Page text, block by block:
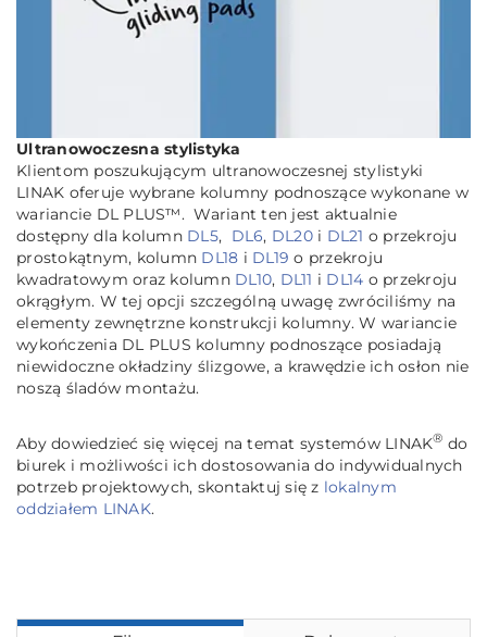
Ultranowoczesna stylistyka
Klientom poszukującym ultranowoczesnej stylistyki
LINAK oferuje wybrane kolumny podnoszące wykonane w
wariancie DL PLUS™. Wariant ten jest aktualnie
dostępny dla kolumn DL5, DL6, DL20i DL21 o przekroju
prostokątnym, kolumn DL18 i DL19 o przekroju
kwadratowym oraz kolumn DL10, DL11 i DL14 o przekroju
okrągłym. W tej opcji szczególną uwagę zwróciliśmy na
elementy zewnętrzne konstrukcji kolumny. W wariancie
wykończenia DL PLUS kolumny podnoszące posiadają
niewidoczne okładziny ślizgowe, a krawędzie ich osłon nie
noszą śladów montażu.
Aby dowiedzieć się więcej na temat systemów LINAK® do
biurek i możliwości ich dostosowania do indywidualnych
potrzeb projektowych, skontaktuj się z lokalnym
oddziałem LINAK.